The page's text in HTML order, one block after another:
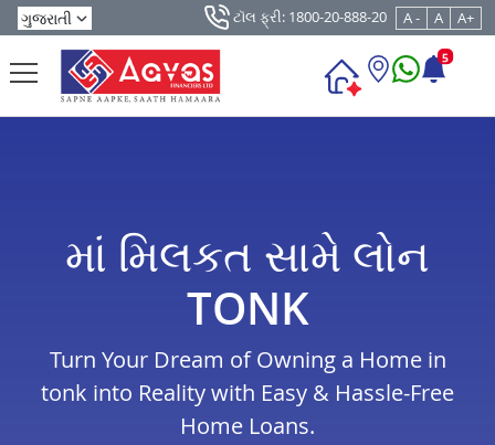
ટૉલ ફ્રી: 1800-20-888-20 A - A A+
5
માં મિલકત સામે લોન
TONK
Turn Your Dream of Owning a Home in
tonk into Reality with Easy & Hassle-Free
Home Loans.